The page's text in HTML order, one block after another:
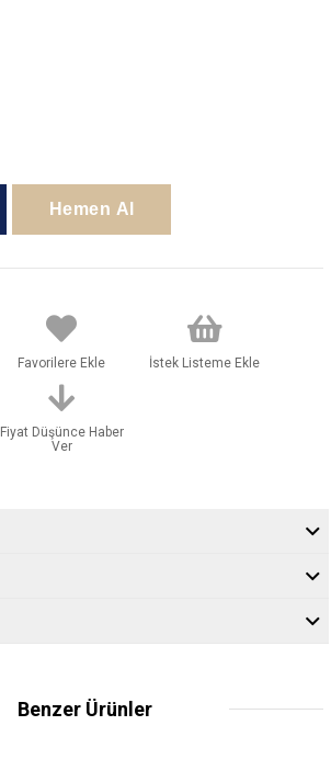
Favorilere Ekle İstek Listeme Ekle
Fiyat Düşünce Haber
Ver
Benzer Ürünler